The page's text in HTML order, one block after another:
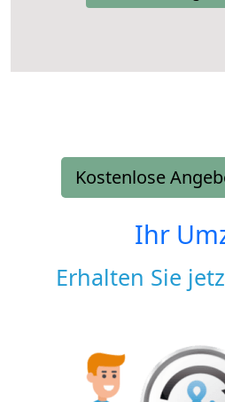
Kostenlose
Ihr
Erhalten Sie